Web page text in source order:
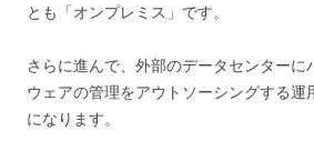
とも「オンプレミス」です。
さらに進んで、外部のデータセンターに
ウェアの管理をアウトソーシングする運
になります。